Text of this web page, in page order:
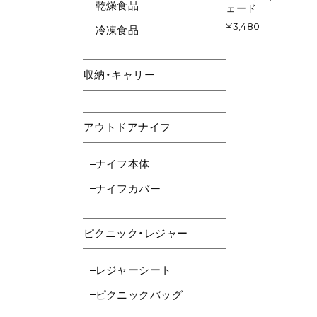
乾燥食品
冷凍食品
収納・キャリー
アウトドアナイフ
ナイフ本体
ナイフカバー
ピクニック・レジャー
レジャーシート
ピクニックバッグ
ェード
¥3,480